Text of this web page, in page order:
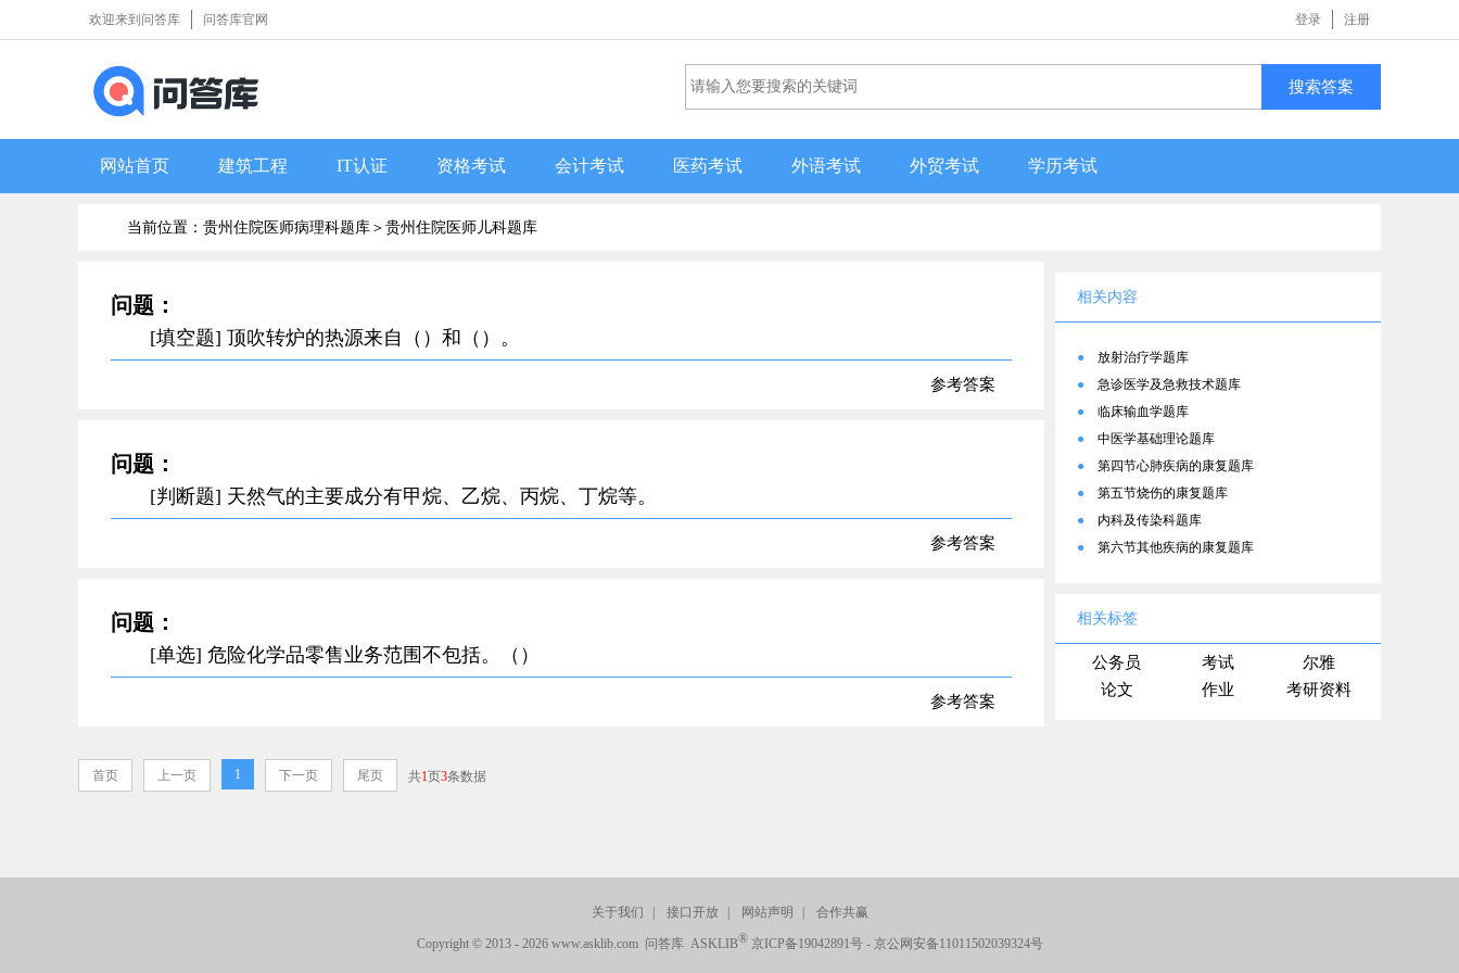
登录 注册
欢迎来到问答库 问答库官网
搜索答案
网站首页 建筑工程 IT认证 资格考试 会计考试 医药考试 外语考试 外贸考试 学历考试
当前位置：贵州住院医师病理科题库＞ 贵州住院医师儿科题库
问题：
[填空题] 顶吹转炉的热源来自（）和（）。
参考答案
问题：
[判断题] 天然气的主要成分有甲烷、乙烷、丙烷、丁烷等。
参考答案
问题：
[单选] 危险化学品零售业务范围不包括。（）
参考答案
首页 上一页 1 下一页 尾页 共1页3条数据
相关内容
●
放射治疗学题库
●
急诊医学及急救技术题库
●
临床输血学题库
●
中医学基础理论题库
●
第四节心肺疾病的康复题库
●
第五节烧伤的康复题库
●
内科及传染科题库
●
第六节其他疾病的康复题库
相关标签
公务员 考试
尔雅
论文
作业 考研资料
关于我们 接口开放 网站声明 合作共赢
Copyright © 2013 - 2026 www.asklib.com 问答库 ASKLIB® 京ICP备19042891号- 京公网安备11011502039324号